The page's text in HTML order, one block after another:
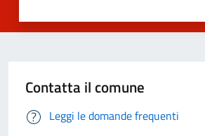
Contatta il comune
Leggi le domande frequenti